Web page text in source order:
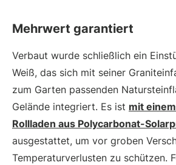
Mehrwert garantiert
Verbaut wurde schließlich ein
Weiß, das sich mit seiner
zum Garten passenden
Gelände integriert. Es ist mit
Rollladen aus Polycarbonat-
ausgestattet, um vor groben
Temperaturverlusten zu schützen.